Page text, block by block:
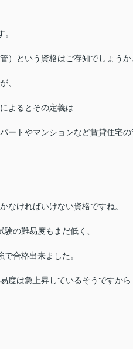
）という資格はご存知でしょうか
、
よるとその定義は
ートやマンションなど賃貸住宅
なければいけない資格ですね。
の難易度もまだ低く、
合格出来ました。
度は急上昇しているそうですから